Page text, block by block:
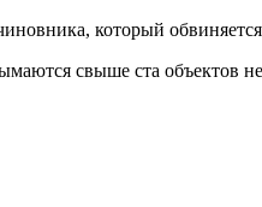
который
свыше ста объектов